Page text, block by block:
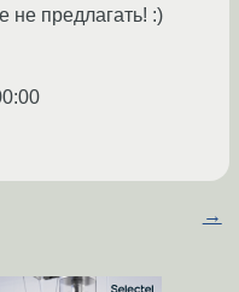
не предлагать! :)
→